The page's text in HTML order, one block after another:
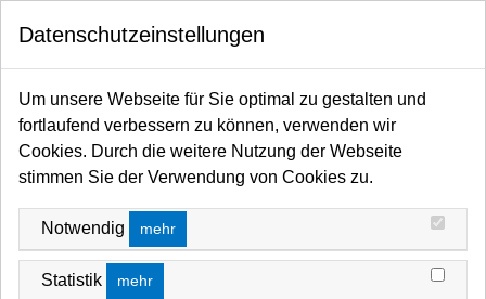
Startseite Kabel / Stecker / Verteiler Steckverbinder etherCON
Datenschutzeinstellungen
Um unsere Webseite für Sie optimal zu gestalten und
fortlaufend verbessern zu können, verwenden wir
Cookies. Durch die weitere Nutzung der Webseite
stimmen Sie der Verwendung von Cookies zu.
Notwendig mehr
Statistik mehr